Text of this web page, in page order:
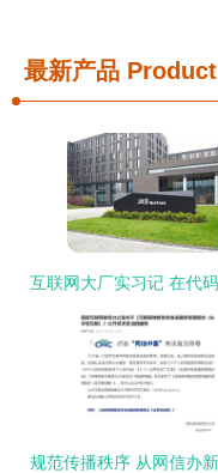
最新产品 Product